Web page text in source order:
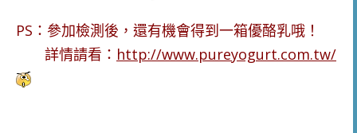
PS：參加檢測後，還有機會得到一箱優酪乳哦！
詳情請看： http://www.pureyogurt.com.tw/